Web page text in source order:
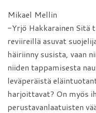
Mikael Mellin
-Yrjö Hakkarainen Sitä
reviireillä asuvat
häiriinny susista, vaan
niiden tappamisesta
leväperäistä
harjoittavat? On myös
perustavanlaatuisten